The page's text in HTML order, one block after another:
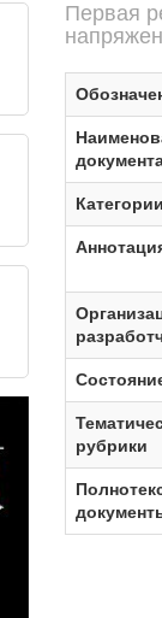
Первая
рубрики